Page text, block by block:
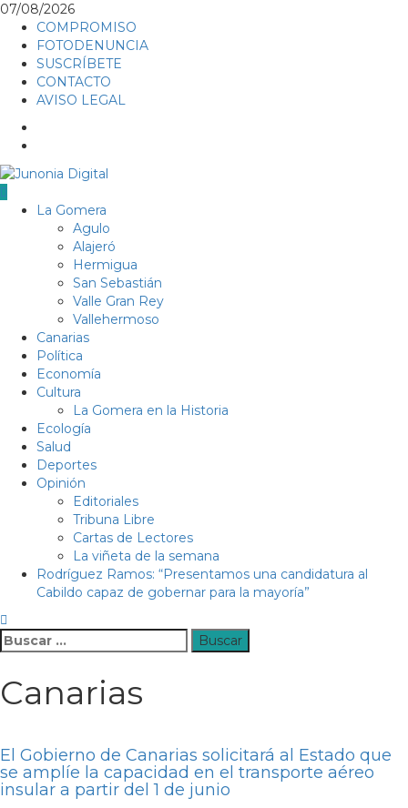
Skip
content
07/08/2026
COMPROMISO
FOTODENUNCIA
SUSCRÍBETE
CONTACTO
AVISO LEGAL
PrimaryLa Gomera
Agulo
Alajeró
Hermigua
San Sebastián
Valle Gran Rey
Vallehermoso
Canarias
Política
Economía
Cultura
La Gomera en la Historia
Ecología
Salud
Deportes
Opinión
Editoriales
Tribuna Libre
Cartas de Lectores
La viñeta de la semana
Rodríguez Ramos: “Presentamos una candidatura al
Cabildo capaz de gobernar para la mayoría”
Buscar:
Canarias
El Gobierno de Canarias solicitará al Estado que
se amplíe la capacidad en el transporte aéreo
insular a partir del 1 de junio